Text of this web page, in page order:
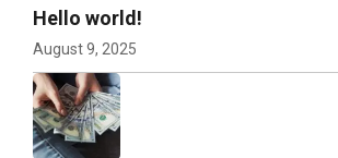
Hello world!
August 9, 2025